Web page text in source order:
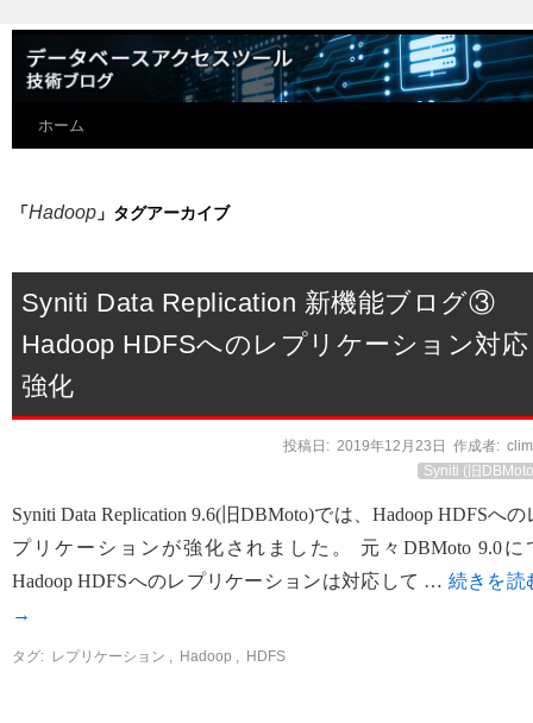
ホーム
「Hadoop 」タグアーカイブ
Syniti Data Replication 新機能ブログ③
Hadoop HDFSへのレプリケーション対応
強化
投稿日: 2019年12月23日 作成者:
Syniti (旧
Syniti Data Replication 9.6(旧DBMoto)では、Hadoop HDFSへの
プリケーションが強化されました。 元々DBMoto 9.0に
Hadoop HDFSへのレプリケーションは対応して … 続きを読
→
タグ: レプリケーション , Hadoop , HDFS